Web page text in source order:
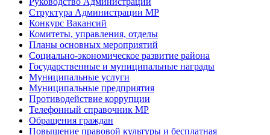
Структура Администрации МР
Конкурс Вакансий
Комитеты, управления, отделы
Планы основных мероприятий
Социально-экономическое развитие района
Государственные и муниципальные награды
Муниципальные услуги
Муниципальные предприятия
Противодействие коррупции
Телефонный справочник МР
Обращения граждан
Повышение правовой культуры и бесплатная